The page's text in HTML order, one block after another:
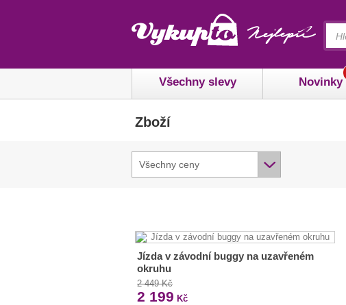
Všechny slevy Novinky
Zboží
Všechny ceny
Jízda v závodní buggy na uzavřeném
okruhu
2 449 Kč
2 199 Kč